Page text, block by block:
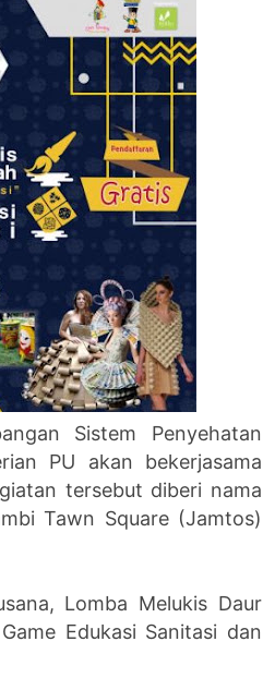
Sistem Penyehatan
PU akan bekerjasama
tersebut diberi nama
Tawn Square (Jamtos)
Lomba Melukis Daur
Edukasi Sanitasi dan